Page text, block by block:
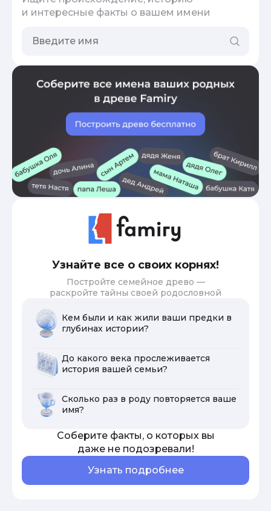
и интересные факты о вашем имени
Узнайте все о своих корнях!
Постройте семейное древо —
раскройте тайны своей родословной
Кем были и как жили ваши предки в
глубинах истории?
До какого века прослеживается
история вашей семьи?
Сколько раз в роду повторяется ваше
имя?
Соберите факты, о которых вы
даже не подозревали!
Узнать подробнее